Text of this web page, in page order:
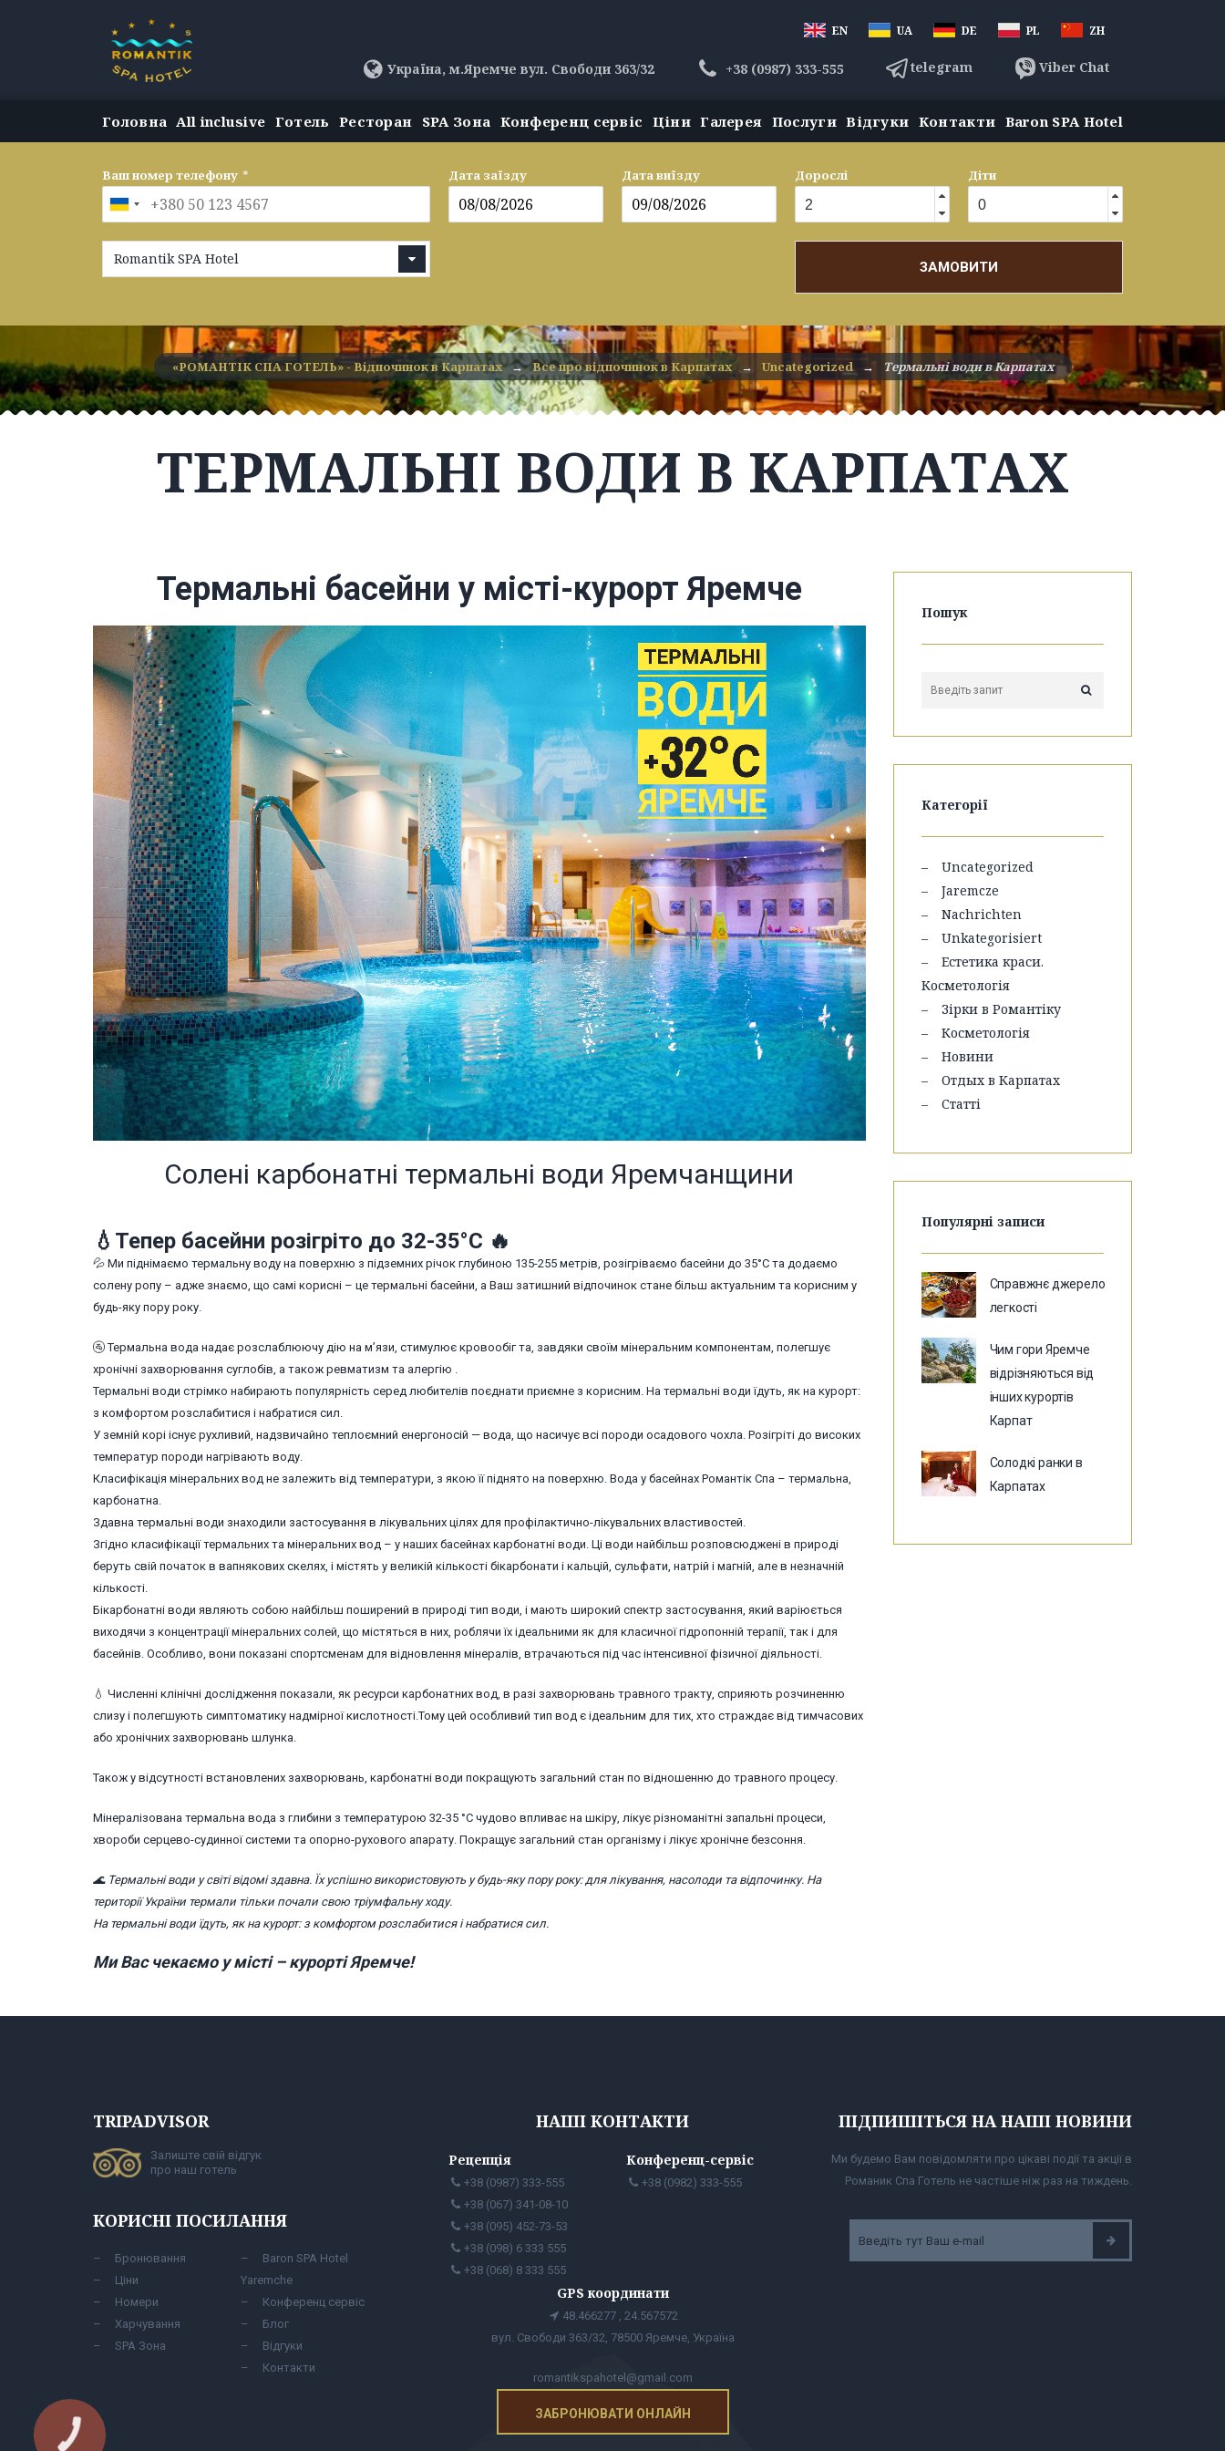
EN UA DE PL ZH
Україна, м.Яремче вул. Свободи 363/32 +38 (0987) 333-555 telegram Viber Chat
Головна All inclusive Готель Ресторан SPA Зона Конференц сервіс Ціни Галерея Послуги Відгуки Контакти Baron SPA Hotel
Ваш номер телефону *
Romantik SPA Hotel
Дата заїзду Дата виїзду Дорослі Діти
ЗАМОВИТИ
«РОМАНТІК СПА ГОТЕЛЬ» - Відпочинок в Карпатах → Все про відпочинок в Карпатах → Uncategorized → Термальні води в Карпатах
ТЕРМАЛЬНІ ВОДИ В КАРПАТАХ
Термальні басейни у місті-курорт Яремче
Солені карбонатні термальні води Яремчанщини
💧Тепер басейни розігріто до 32-35°С 🔥
💦 Ми піднімаємо термальну воду на поверхню з підземних річок глубиною 135-255 метрів, розігріваємо басейни до 35°С та додаємо
солену ропу – адже знаємо, що самі корисні – це термальні басейни, а Ваш затишний відпочинок стане більш актуальним та корисним у
будь-яку пору року.
🚰 Термальна вода надає розслаблюючу дію на м’язи, стимулює кровообіг та, завдяки своїм мінеральним компонентам, полегшує
хронічні захворювання суглобів, а також ревматизм та алергію .
Термальні води стрімко набирають популярність серед любителів поєднати приємне з корисним. На термальні води їдуть, як на курорт:
з комфортом розслабитися і набратися сил.
У земній корі існує рухливий, надзвичайно теплоємний енергоносій — вода, що насичує всі породи осадового чохла. Розігріті до високих
температур породи нагрівають воду.
Класифікація мінеральних вод не залежить від температури, з якою її піднято на поверхню. Вода у басейнах Романтік Спа – термальна,
карбонатна.
Здавна термальні води знаходили застосування в лікувальних цілях для профілактично-лікувальних властивостей.
Згідно класифікації термальних та мінеральних вод – у наших басейнах карбонатні води. Ці води найбільш розповсюджені в природі
беруть свій початок в вапнякових скелях, і містять у великій кількості бікарбонати і кальцій, сульфати, натрій і магній, але в незначній
кількості.
Бікарбонатні води являють собою найбільш поширений в природі тип води, і мають широкий спектр застосування, який варіюється
виходячи з концентрації мінеральних солей, що містяться в них, роблячи їх ідеальними як для класичної гідропонній терапії, так і для
басейнів. Особливо, вони показані спортсменам для відновлення мінералів, втрачаються під час інтенсивної фізичної діяльності.
💧 Численні клінічні дослідження показали, як ресурси карбонатних вод, в разі захворювань травного тракту, сприяють розчиненню
слизу і полегшують симптоматику надмірної кислотності.Тому цей особливий тип вод є ідеальним для тих, хто страждає від тимчасових
або хронічних захворювань шлунка.
Також у відсутності встановлених захворювань, карбонатні води покращують загальний стан по відношенню до травного процесу.
Мінералізована термальна вода з глибини з температурою 32-35 °С чудово впливає на шкіру, лікує різноманітні запальні процеси,
хвороби серцево-судинної системи та опорно-рухового апарату. Покращує загальний стан організму і лікує хронічне безсоння.
🌊 Термальні води у світі відомі здавна. Їх успішно використовують у будь-яку пору року: для лікування, насолоди та відпочинку. На
території України термали тільки почали свою тріумфальну ходу.
На термальні води їдуть, як на курорт: з комфортом розслабитися і набратися сил.
Ми Вас чекаємо у місті – курорті Яремче!
Пошук
Категорії
Uncategorized
Jaremcze
Nachrichten
Unkategorisiert
Естетика краси.
Косметологія
Зірки в Романтіку
Косметологія
Новини
Отдых в Карпатах
Статті
Популярні записи
Справжнє джерело
легкості
Чим гори Яремче
відрізняються від
інших курортів
Карпат
Солодкі ранки в
Карпатах
TRIPADVISOR
Залиште свій відгук
про наш готель
КОРИСНІ ПОСИЛАННЯ
Бронювання
Ціни
Номери
Харчування
SPA Зона
Baron SPA Hotel
Yaremche
Конференц сервіс
Блог
Відгуки
Контакти
НАШІ КОНТАКТИ
Рецепція
+38 (0987) 333-555
+38 (067) 341-08-10
+38 (095) 452-73-53
+38 (098) 6 333 555
+38 (068) 8 333 555
Конференц-сервіс
+38 (0982) 333-555
GPS координати
48.466277 , 24.567572
вул. Свободи 363/32, 78500 Яремче, Україна
romantikspahotel@gmail.com
ЗАБРОНЮВАТИ ОНЛАЙН
ПІДПИШІТЬСЯ НА НАШІ НОВИНИ
Ми будемо Вам повідомляти про цікаві події та акції в
Романик Спа Готель не частіше ніж раз на тиждень.